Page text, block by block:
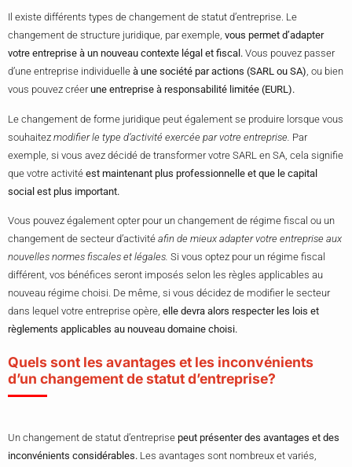
Il existe différents types de changement de statut d’entreprise. Le
changement de structure juridique, par exemple, vous permet d’adapter
votre entreprise à un nouveau contexte légal et fiscal. Vous pouvez passer
d’une entreprise individuelle à une société par actions (SARL ou SA), ou bien
vous pouvez créerune entreprise à responsabilité limitée (EURL).
Le changement de forme juridique peut également se produire lorsque vous
souhaitez modifier le type d’activité exercée par votre entreprise. Par
exemple, si vous avez décidé de transformer votre SARL en SA, cela signifie
que votre activité est maintenant plus professionnelle et que le capital
social est plus important.
Vous pouvez également opter pour un changement de régime fiscal ou un
changement de secteur d’activité afin de mieux adapter votre entreprise aux
nouvelles normes fiscales et légales. Si vous optez pour un régime fiscal
différent, vos bénéfices seront imposés selon les règles applicables au
nouveau régime choisi. De même, si vous décidez de modifier le secteur
dans lequel votre entreprise opère, elle devra alors respecter les lois et
règlements applicables au nouveau domaine choisi.
Quels sont les avantages et les inconvénients
d’un changement de statut d’entreprise?
Un changement de statut d’entreprise peut présenter des avantages et des
inconvénients considérables. Les avantages sont nombreux et variés,